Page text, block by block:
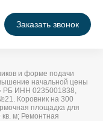
Заказать звонок
и форме подачи
начальной цены
РБ ИНН 0235001838,
Коровник на 300
площадка для
м; Ремонтная